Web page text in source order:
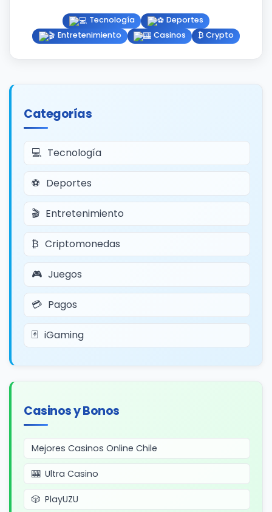
Tecnología
Deportes
Entretenimiento
Casinos ₿ Crypto
Categorías
Tecnología
Deportes
Entretenimiento
Criptomonedas
Juegos
Pagos
iGaming
Casinos y Bonos
Mejores Casinos Online Chile
Ultra Casino
PlayUZU